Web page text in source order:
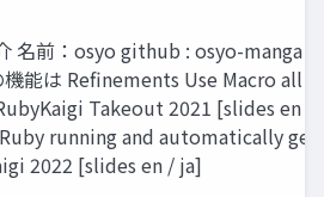
名前：osyo github : osyo-manga
機能は Refinements Use Macro all
Takeout 2021 [slides en
running and automatically
2022 [slides en / ja]